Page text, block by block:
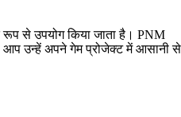
रूप से उपयोग किया जाता है। PNM
आप उन्हें अपने गेम प्रोजेक्ट में आसानी से